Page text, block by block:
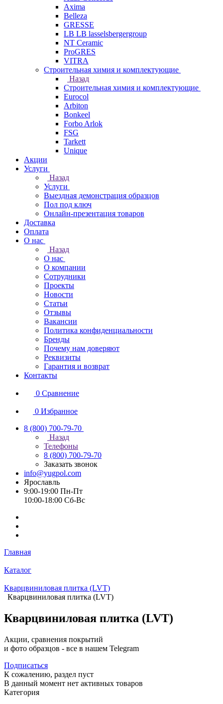
Axima
Belleza
GRESSE
LB LB lasselsbergergroup
NT Ceramic
ProGRES
VITRA
Строительная химия и комплектующие
Назад
Строительная химия и комплектующие
Eurocol
Arbiton
Bonkeel
Forbo Arlok
FSG
Tarkett
Unique
Акции
Услуги
Назад
Услуги
Выездная демонстрация образцов
Пол под ключ
Онлайн-презентация товаров
Доставка
Оплата
О нас
Назад
О нас
О компании
Сотрудники
Проекты
Новости
Статьи
Отзывы
Вакансии
Политика конфиденциальности
Бренды
Почему нам доверяют
Реквизиты
Гарантия и возврат
Контакты
0 Сравнение
0 Избранное
8 (800) 700-79-70
Назад
Телефоны
8 (800) 700-79-70
Заказать звонок
info@yugpol.com
Ярославль
9:00-19:00 Пн-Пт
10:00-18:00 Cб-Вс
Главная
Каталог
Кварцвиниловая плитка (LVT)
Кварцвиниловая плитка (LVT)
Кварцвиниловая плитка (LVT)
Акции, сравнения покрытий
и фото образцов - все в нашем Telegram
Подписаться
К сожалению, раздел пуст
В данный момент нет активных товаров
Категория